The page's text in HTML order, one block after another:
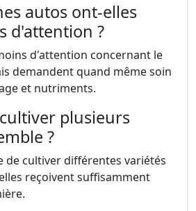
autos ont-elles
d'attention ?
d'attention concernant le
demandent quand même soin
et nutriments.
plusieurs
?
de cultiver différentes variétés
reçoivent suffisamment